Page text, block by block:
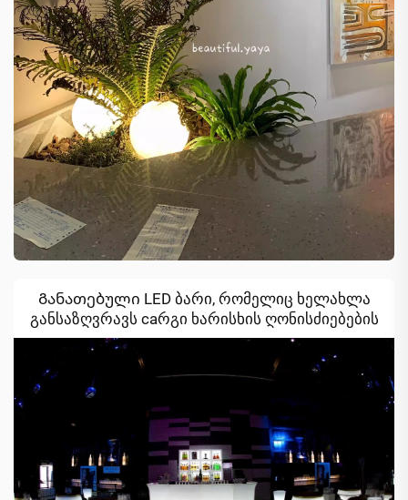
Განათებული LED ბარი, რომელიც ხელახლა
განსაზღვრავს caრგი ხარისხის ღონისძიებების
გამოცდილებას